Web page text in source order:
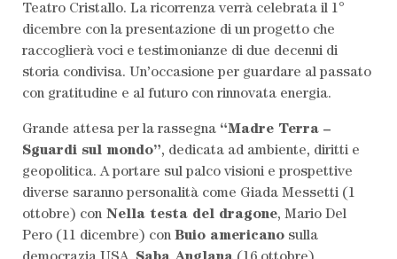
Teatro Cristallo. La ricorrenza verrà celebrata il 1°
dicembre con la presentazione di un progetto che
raccoglierà voci e testimonianze di due decenni di
storia condivisa. Un’occasione per guardare al passato
con gratitudine e al futuro con rinnovata energia.
Grande attesa per la rassegna “Madre Terra –
Sguardi sul mondo”, dedicata ad ambiente, diritti e
geopolitica. A portare sul palco visioni e prospettive
diverse saranno personalità come Giada Messetti (1
ottobre) con Nella testa del dragone, Mario Del
Pero (11 dicembre) con Buio americano sulla